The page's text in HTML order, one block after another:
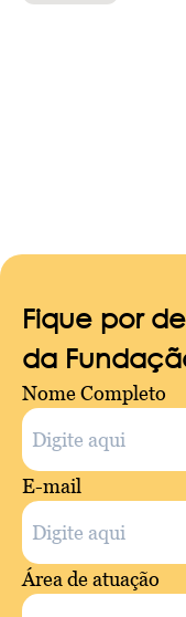
Fique por
da
Nome Completo
E-mail
Área de atuação